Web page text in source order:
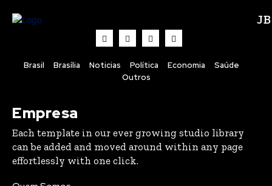
Brasil Brasília Noticias Política Economia
Saúde
Outros
Empresa
Each template in our ever growing studio library
can be added and moved around within any page
effortlessly with one click.